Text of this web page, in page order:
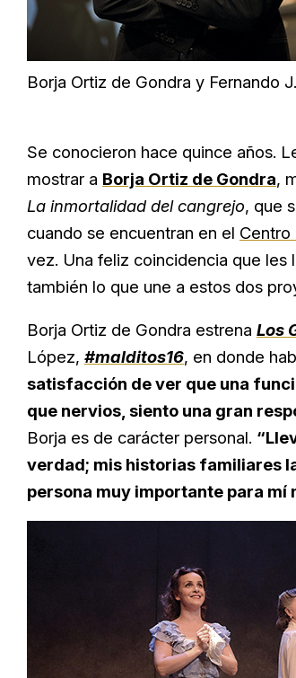
Borja Ortiz de Gondra y Fernando
Se conocieron hace quince años.
mostrar a Borja Ortiz de Gondra,
La inmortalidad del cangrejo, que
cuando se encuentran en el Centro
vez. Una feliz coincidencia que les
también lo que une a estos dos
Borja Ortiz de Gondra estrena Los
López, #malditos16, en donde
satisfacción de ver que una
que nervios, siento una gran
Borja es de carácter personal.
verdad; mis historias familiares
persona muy importante para